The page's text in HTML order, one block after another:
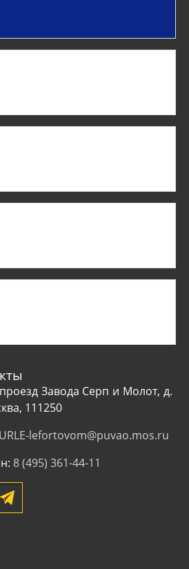
Завода Серп и Молот, д.
111250
URLE-lefortovom@puvao.mos.ru
8 (495) 361-44-11